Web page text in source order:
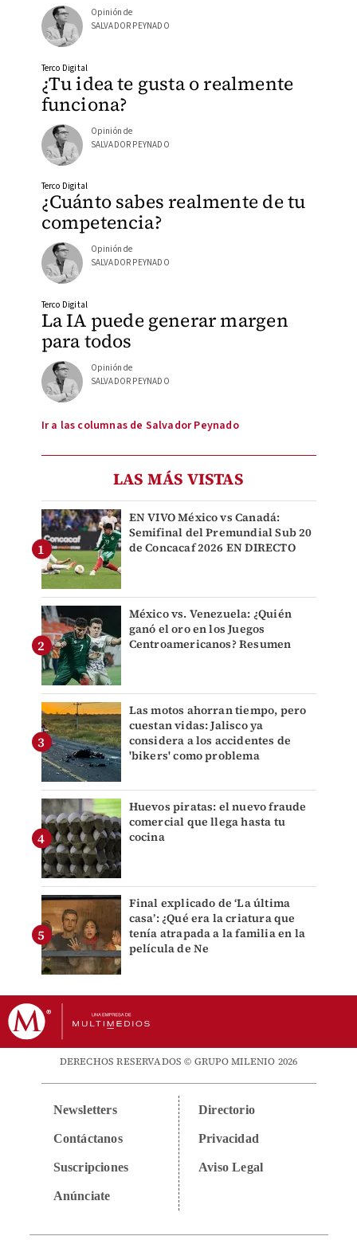
Opinión de
SALVADOR PEYNADO
¿Tu idea te gusta o realmente
funciona?
Terco Digital
Opinión de
SALVADOR PEYNADO
¿Cuánto sabes realmente de tu
competencia?
Terco Digital
Opinión de
SALVADOR PEYNADO
La IA puede generar margen
para todos
Terco Digital
Opinión de
SALVADOR PEYNADO
Ir a las columnas de Salvador Peynado
LAS MÁS VISTAS
EN VIVO México vs Canadá:
Semifinal del Premundial Sub 20
de Concacaf 2026 EN DIRECTO
México vs. Venezuela: ¿Quién
ganó el oro en los Juegos
Centroamericanos? Resumen
Las motos ahorran tiempo, pero
cuestan vidas: Jalisco ya
considera a los accidentes de
'bikers' como problema
Huevos piratas: el nuevo fraude
comercial que llega hasta tu
cocina
Final explicado de ‘La última
casa’: ¿Qué era la criatura que
tenía atrapada a la familia en la
película de Ne
DERECHOS RESERVADOS © GRUPO MILENIO 2026
Newsletters
Contáctanos
Suscripciones
Anúnciate
Directorio
Privacidad
Aviso Legal